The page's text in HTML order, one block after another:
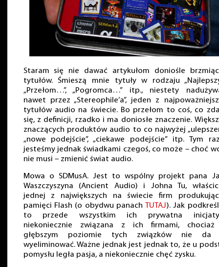
Staram się nie dawać artykułom doniośle
tytułów. Śmieszą mnie tytuły w rodzaju
„Przełom…”, „Pogromca…” itp., niestety
nawet przez „Stereophile’a”, jeden z
tytułów audio na świecie. Bo przełom to coś, co
się, z definicji, rzadko i ma doniosłe znaczenie.
znaczących produktów audio to co najwyżej
„nowe podejście”, „ciekawe podejście” itp. Tym
jesteśmy jednak świadkami czegoś, co może – choć
nie musi – zmienić świat audio.
Mowa o SDMusA. Jest to wspólny projekt pana
Waszczyszyna (Ancient Audio) i Johna Tu,
jednej z największych na świecie firm
pamięci Flash (o obydwu panach TUTAJ). Jak
to przede wszystkim ich prywatna
niekoniecznie związana z ich firmami,
głębszym poziomie tych związków nie da
wyeliminować. Ważne jednak jest jednak to, że u
pomysłu legła pasja, a niekoniecznie chęć zysku.